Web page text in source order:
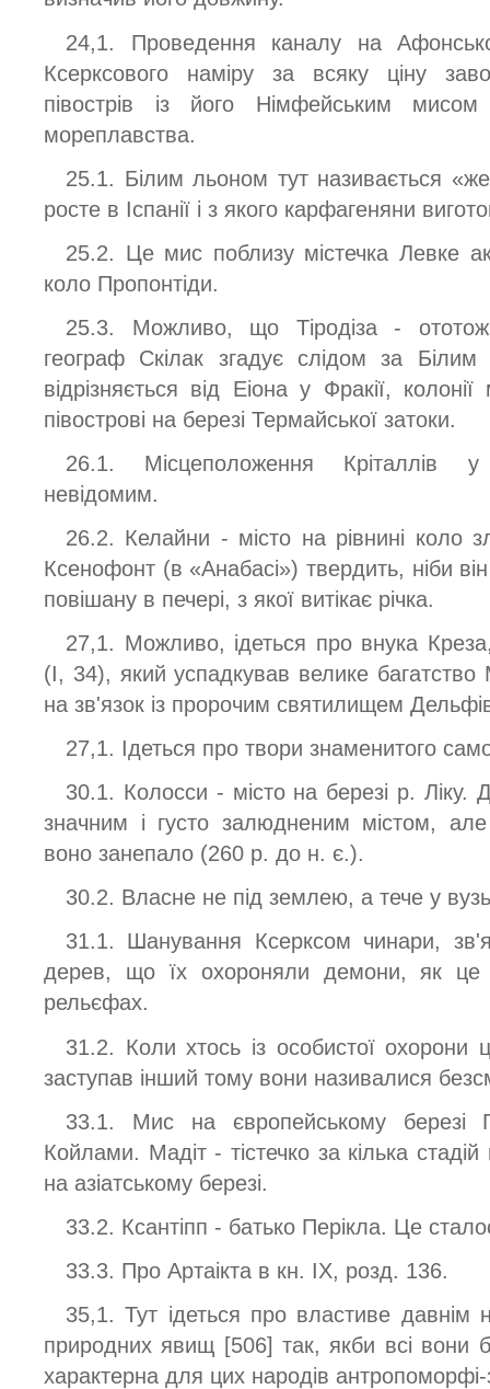
24,1. Проведення каналу на
Ксерксового наміру за всяку ціну
півострів із його Німфейським
мореплавства.
25.1. Білим льоном тут називається
росте в Іспанії і з якого карфагеняни
25.2. Це мис поблизу містечка Левке
коло Пропонтіди.
25.3. Можливо, що Тіродіза -
географ Скілак згадує слідом за
відрізняється від Еіона у Фракії,
півострові на березі Термайської затоки.
26.1. Місцеположення Кріталлів у
невідомим.
26.2. Келайни - місто на рівнині коло
Ксенофонт (в «Анабасі») твердить, ніби
повішану в печері, з якої витікає річка.
27,1. Можливо, ідеться про внука
(І, 34), який успадкував велике
на зв'язок із пророчим святилищем
27,1. Ідеться про твори знаменитого
30.1. Колосси - місто на березі р.
значним і густо залюдненим містом, але
воно занепало (260 р. до н. є.).
30.2. Власне не під землею, а тече у
31.1. Шанування Ксерксом чинари,
дерев, що їх охороняли демони, як це
рельєфах.
31.2. Коли хтось із особистої охорони
заступав інший тому вони називалися
33.1. Мис на європейському березі
Койлами. Мадіт - тістечко за кілька
на азіатському березі.
33.2. Ксантіпп - батько Перікла. Це
33.3. Про Артаікта в кн. IX, розд. 136.
35,1. Тут ідеться про властиве давнім
природних явищ [506] так, якби всі
характерна для цих народів антропоморфі-